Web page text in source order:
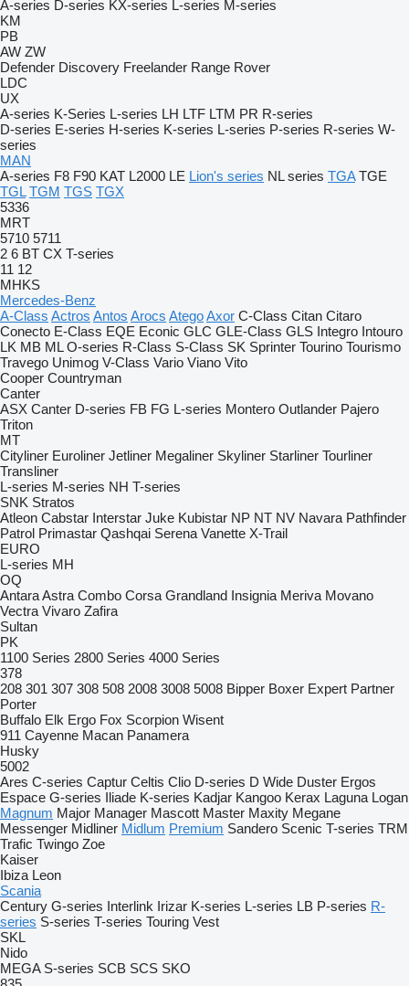
A-series D-series KX-series L-series M-series
KM
PB
AW ZW
Defender Discovery Freelander Range Rover
LDC
UX
A-series K-Series L-series LH LTF LTM PR R-series
D-series E-series H-series K-series L-series P-series R-series W-
series
MAN
A-series F8 F90 KAT L2000 LE Lion's series NL series TGA TGE
TGL TGM TGS TGX
5336
MRT
5710 5711
2 6 BT CX T-series
11 12
MHKS
Mercedes-Benz
A-Class Actros Antos Arocs AtegoAxor C-Class Citan Citaro
Conecto E-Class EQE Econic GLC GLE-Class GLS Integro Intouro
LK MB ML O-series R-Class S-Class SK Sprinter Tourino Tourismo
Travego Unimog V-Class Vario Viano Vito
Cooper Countryman
Canter
ASX Canter D-series FB FG L-series Montero Outlander Pajero
Triton
MT
Cityliner Euroliner Jetliner Megaliner Skyliner Starliner Tourliner
Transliner
L-series M-series NH T-series
SNK Stratos
Atleon Cabstar Interstar Juke Kubistar NP NT NV Navara Pathfinder
Patrol Primastar Qashqai Serena Vanette X-Trail
EURO
L-series MH
OQ
AntaraAstra Combo Corsa Grandland Insignia Meriva Movano
Vectra Vivaro Zafira
Sultan
PK
1100 Series 2800 Series 4000 Series
378
208 301 307 308 508 2008 3008 5008 Bipper Boxer Expert Partner
Porter
Buffalo Elk Ergo Fox Scorpion Wisent
911 Cayenne Macan Panamera
Husky
5002
Ares C-series Captur Celtis Clio D-series D Wide Duster Ergos
Espace G-series Iliade K-series Kadjar Kangoo Kerax Laguna Logan
Magnum Major Manager Mascott Master Maxity Megane
Messenger Midliner Midlum Premium Sandero Scenic T-series TRM
Trafic Twingo Zoe
Kaiser
Ibiza Leon
Scania
Century G-series Interlink Irizar K-series L-series LB P-series R-
series S-series T-series Touring Vest
SKL
Nido
MEGA S-series SCB SCS SKO